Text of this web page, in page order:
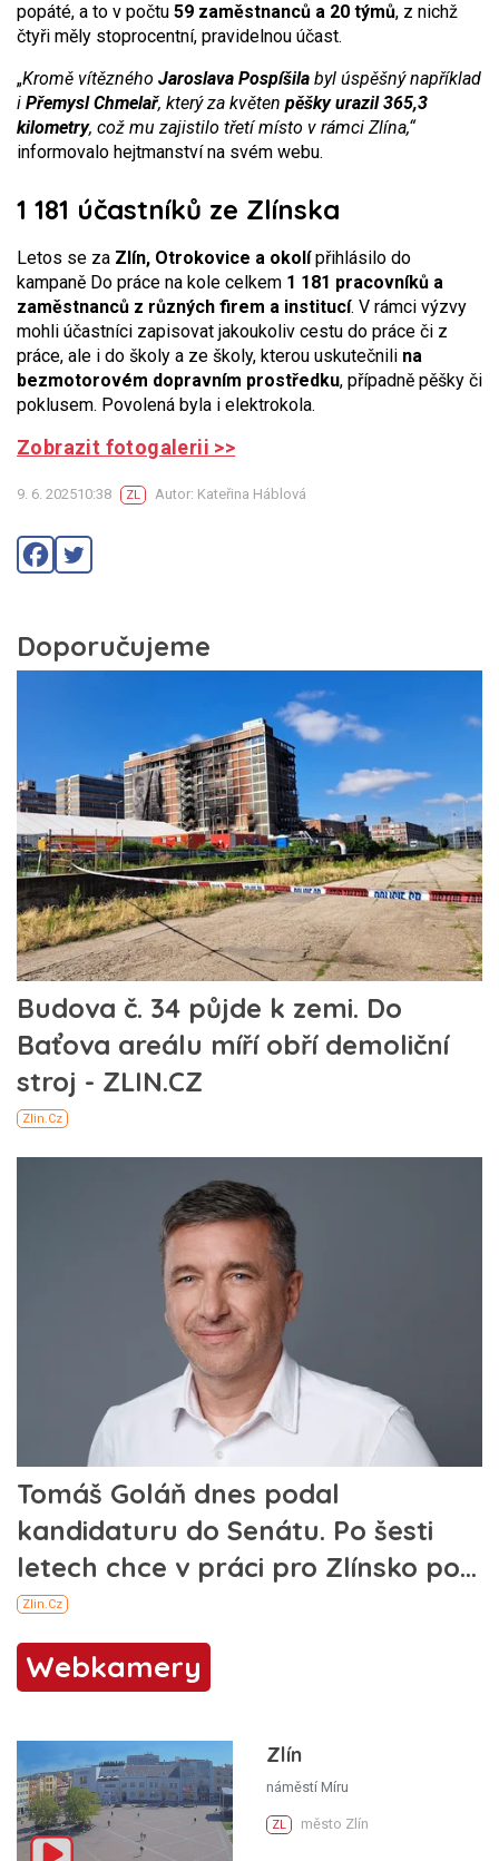
popáté, a to v počtu 59 zaměstnanců a 20 týmů, z nichž
čtyři měly stoprocentní, pravidelnou účast.
„Kromě vítězného Jaroslava Pospíšila byl úspěšný například
i Přemysl Chmelař, který za květen pěšky urazil 365,3
kilometry, což mu zajistilo třetí místo v rámci Zlína,“
informovalo hejtmanství na svém webu.
1 181 účastníků ze Zlínska
Letos se za Zlín, Otrokovice a okolípřihlásilo do
kampaně Do práce na kole celkem 1 181 pracovníků a
zaměstnanců z různých firem a institucí. V rámci výzvy
mohli účastníci zapisovat jakoukoliv cestu do práce či z
práce, ale i do školy a ze školy, kterou uskutečnili na
bezmotorovém dopravním prostředku, případně pěšky či
poklusem. Povolená byla i elektrokola.
Zobrazit fotogalerii >>
9. 6. 202510:38 ZL Autor: Kateřina Háblová
Webkamery
Zlín
náměstí Míru
ZL město Zlín